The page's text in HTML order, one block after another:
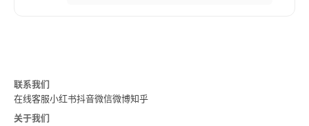
联系我们
在线客服小红书抖音微信微博知乎
关于我们